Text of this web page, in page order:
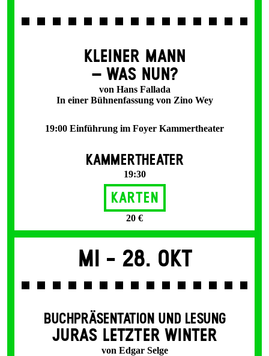
KLEINER MANN
– WAS NUN?
von Hans Fallada
In einer Bühnenfassung von Zino Wey
19:00 Einführung im Foyer Kammertheater
KAMMERTHEATER
19:30
Karten
20 €
Mi - 28. Okt
BUCHPRÄSENTATION UND LESUNG
JURAS LETZTER WINTER
von Edgar Selge